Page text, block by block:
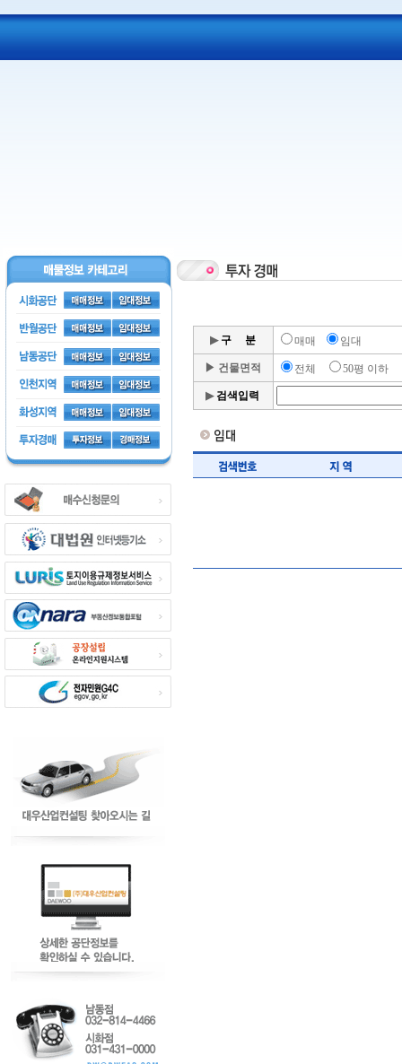
▶ 구 분 매매 임대
▶ 건물면적 전체 50평 이하
▶ 검색입력